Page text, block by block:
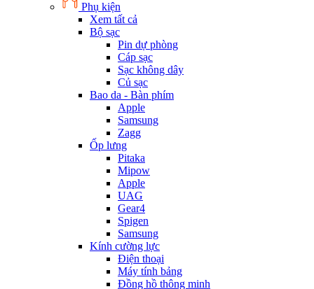
Phụ kiện
Xem tất cả
Bộ sạc
Pin dự phòng
Cáp sạc
Sạc không dây
Củ sạc
Bao da - Bàn phím
Apple
Samsung
Zagg
Ốp lưng
Pitaka
Mipow
Apple
UAG
Gear4
Spigen
Samsung
Kính cường lực
Điện thoại
Máy tính bảng
Đồng hồ thông minh